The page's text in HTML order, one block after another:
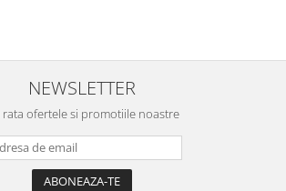
NEWSLETTER
rata ofertele si promotiile noastre